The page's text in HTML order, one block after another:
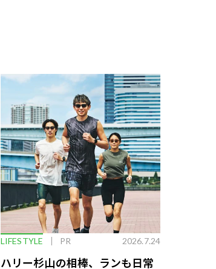
LIFESTYLE PR 2026.7.24
ハリー杉山の相棒、ランも日常